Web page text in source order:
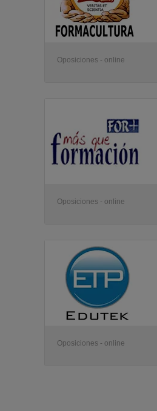
Oposiciones - online
Oposiciones - online
Oposiciones - online